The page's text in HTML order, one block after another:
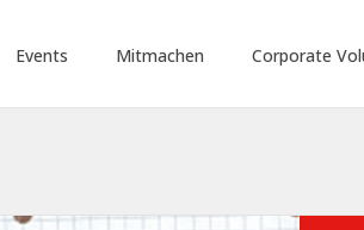
Events Mitmachen Corporate